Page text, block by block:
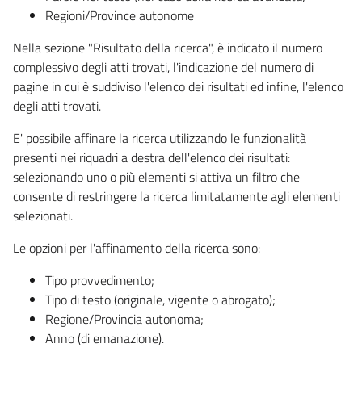
Regioni/Province autonome
Nella sezione "Risultato della ricerca", è indicato il numero
complessivo degli atti trovati, l'indicazione del numero di
pagine in cui è suddiviso l'elenco dei risultati ed infine, l'elenco
degli atti trovati.
E' possibile affinare la ricerca utilizzando le funzionalità
presenti nei riquadri a destra dell'elenco dei risultati:
selezionando uno o più elementi si attiva un filtro che
consente di restringere la ricerca limitatamente agli elementi
selezionati.
Le opzioni per l'affinamento della ricerca sono:
Tipo provvedimento;
Tipo di testo (originale, vigente o abrogato);
Regione/Provincia autonoma;
Anno (di emanazione).